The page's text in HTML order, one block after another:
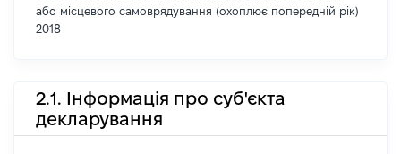
або місцевого самоврядування (охоплює попередній рік)
2018
2.1. Інформація про суб'єкта
декларування